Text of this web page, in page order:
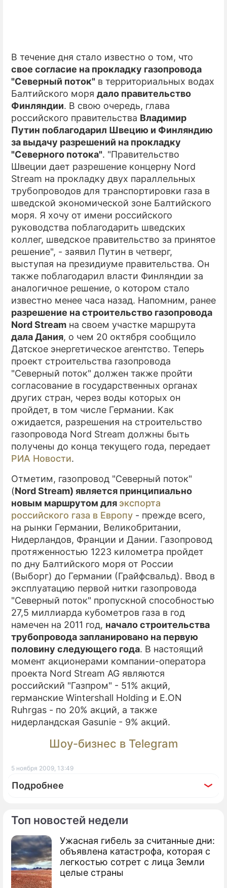
Топ новостей недели
Ужасная гибель за считанные дни:
объявлена катастрофа, которая с
легкостью сотрет с лица Земли
целые страны
В течение дня стало известно о том, что
свое согласие на прокладку газопровода
"Северный поток" в территориальных водах
Балтийского моря дало правительство
Финляндии. В свою очередь, глава
российского правительства Владимир
Путин поблагодарил Швецию и Финляндию
за выдачу разрешений на прокладку
"Северного потока". "Правительство
Швеции дает разрешение концерну Nord
Stream на прокладку двух параллельных
трубопроводов для транспортировки газа в
шведской экономической зоне Балтийского
моря. Я хочу от имени российского
руководства поблагодарить шведских
коллег, шведское правительство за принятое
решение", - заявил Путин в четверг,
выступая на президиуме правительства. Он
также поблагодарил власти Финляндии за
аналогичное решение, о котором стало
известно менее часа назад. Напомним, ранее
разрешение на строительство газопровода
Nord Stream на своем участке маршрута
дала Дания, о чем 20 октября сообщило
Датское энергетическое агентство. Теперь
проект строительства газопровода
"Северный поток" должен также пройти
согласование в государственных органах
других стран, через воды которых он
пройдет, в том числе Германии. Как
ожидается, разрешения на строительство
газопровода Nord Stream должны быть
получены до конца текущего года, передает
РИА Новости.
Отметим, газопровод "Северный поток"
(Nord Stream) является принципиально
новым маршрутом для экспорта
российского газа в Европу - прежде всего,
на рынки Германии, Великобритании,
Нидерландов, Франции и Дании. Газопровод
протяженностью 1223 километра пройдет
по дну Балтийского моря от России
(Выборг) до Германии (Грайфсвальд). Ввод в
эксплуатацию первой нитки газопровода
"Северный поток" пропускной способностью
27,5 миллиарда кубометров газа в год
намечен на 2011 год, начало строительства
трубопровода запланировано на первую
половину следующего года. В настоящий
момент акционерами компании-оператора
проекта Nord Stream AG являются
российский "Газпром" - 51% акций,
германские Wintershall Holding и E.ON
Ruhrgas - по 20% акций, а также
нидерландская Gasunie - 9% акций.
Шоу-бизнес в Telegram
5 ноября 2009, 13:49
Подробнее
По теме
Продолжение: Бриллианты
теряют в цене